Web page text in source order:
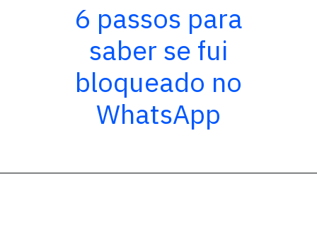
6 passos para
saber se fui
bloqueado no
WhatsApp